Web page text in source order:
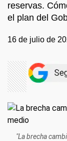
reservas.
el plan del
16 de julio de
"La brecha